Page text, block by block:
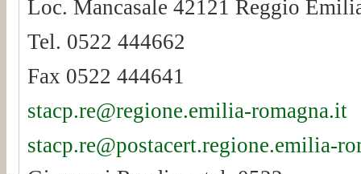
Loc. Mancasale 42121 Reggio
Tel. 0522 444662
Fax 0522 444641
stacp.re@regione.emilia-romagna.it
stacp.re@postacert.regione.emilia-